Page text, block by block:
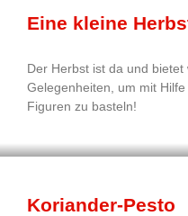
Eine kleine
Der Herbst ist da und
Gelegenheiten, um mit
Figuren zu basteln!
Koriander-Pesto